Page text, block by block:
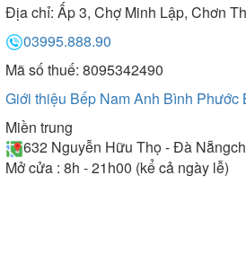
Địa chỉ: Ấp 3, Chợ Minh Lập, Chơn
03995.888.90
Mã số thuế: 8095342490
Giới thiệu Bếp Nam Anh Bình Phước
Miền trung
632 Nguyễn Hữu Thọ - Đà Nẵng
Mở cửa : 8h - 21h00 (kể cả ngày lễ)